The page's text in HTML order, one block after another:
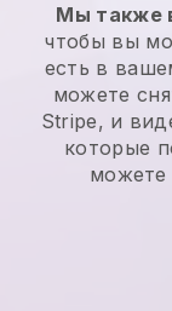
Мы также
чтобы вы
есть в
можете
Stripe, и
которые
можете